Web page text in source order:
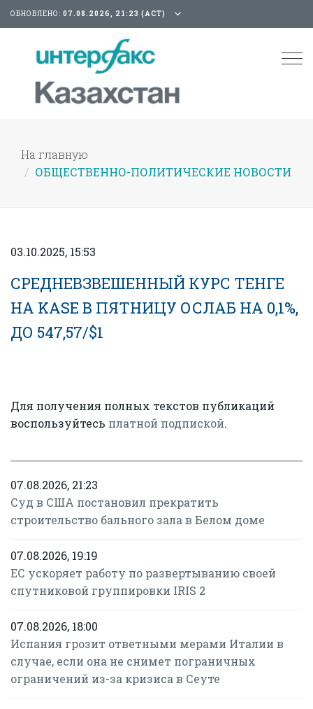
ОБНОВЛЕНО: 07.08.2026, 21:23 (АСТ)
На главную
ОБЩЕСТВЕННО-ПОЛИТИЧЕСКИЕ НОВОСТИ
03.10.2025, 15:53
СРЕДНЕВЗВЕШЕННЫЙ КУРС ТЕНГЕ
НА KASE В ПЯТНИЦУ ОСЛАБ НА 0,1%,
ДО 547,57/$1
Для получения полных текстов публикаций
воспользуйтесь платной подпиской.
07.08.2026, 21:23
Суд в США постановил прекратить
строительство бального зала в Белом доме
07.08.2026, 19:19
ЕС ускоряет работу по развертыванию своей
спутниковой группировки IRIS 2
07.08.2026, 18:00
Испания грозит ответными мерами Италии в
случае, если она не снимет пограничных
ограничений из-за кризиса в Сеуте